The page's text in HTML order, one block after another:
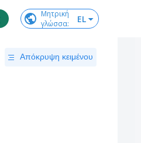
Μητρική
γλώσσα: EL
Απόκρυψη κειμένου